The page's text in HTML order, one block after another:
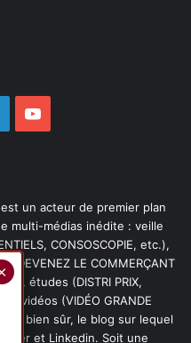
YouTube
un acteur de premier plan
multi-médias inédite : veille
CONSOSCOPIE, etc.),
DEVENEZ LE COMMERÇANT
études (DISTRI PRIX,
vidéos (VIDÉO GRANDE
et, bien sûr, le blog sur lequel
et Linkedin. Soit une